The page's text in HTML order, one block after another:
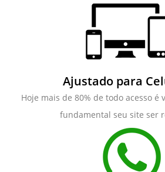
Ajustado para
Hoje mais de 80% de todo acesso é
fundamental seu site ser